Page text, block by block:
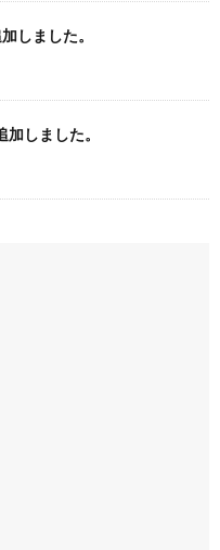
しました。
しました。